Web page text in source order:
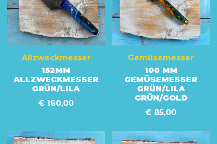
Allzweckmesser
152MM
ALLZWECKMESSER
GRÜN/LILA
€ 160,00
Gemüsemesser
100 MM
GEMÜSEMESSER
GRÜN/LILA
GRÜN/GOLD
€ 85,00